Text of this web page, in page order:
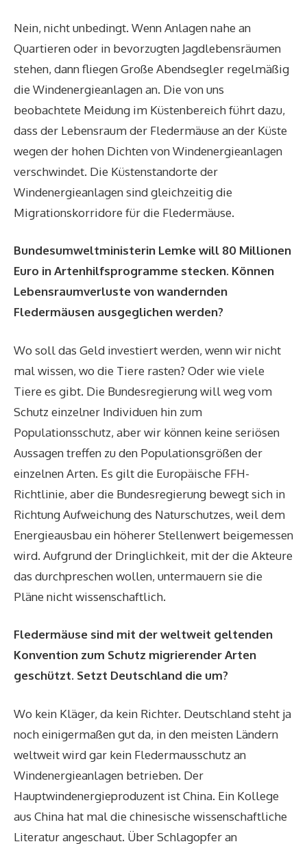
Nein, nicht unbedingt. Wenn Anlagen nahe an
Quartieren oder in bevorzugten Jagdlebensräumen
stehen, dann fliegen Große Abendsegler regelmäßig
die Windenergieanlagen an. Die von uns
beobachtete Meidung im Küstenbereich führt dazu,
dass der Lebensraum der Fledermäuse an der Küste
wegen der hohen Dichten von Windenergieanlagen
verschwindet. Die Küstenstandorte der
Windenergieanlagen sind gleichzeitig die
Migrationskorridore für die Fledermäuse.
Bundesumweltministerin Lemke will 80 Millionen
Euro in Artenhilfsprogramme stecken. Können
Lebensraumverluste von wandernden
Fledermäusen ausgeglichen werden?
Wo soll das Geld investiert werden, wenn wir nicht
mal wissen, wo die Tiere rasten? Oder wie viele
Tiere es gibt. Die Bundesregierung will weg vom
Schutz einzelner Individuen hin zum
Populationsschutz, aber wir können keine seriösen
Aussagen treffen zu den Populationsgrößen der
einzelnen Arten. Es gilt die Europäische FFH-
Richtlinie, aber die Bundesregierung bewegt sich in
Richtung Aufweichung des Naturschutzes, weil dem
Energieausbau ein höherer Stellenwert beigemessen
wird. Aufgrund der Dringlichkeit, mit der die Akteure
das durchpreschen wollen, untermauern sie die
Pläne nicht wissenschaftlich.
Fledermäuse sind mit der weltweit geltenden
Konvention zum Schutz migrierender Arten
geschützt. Setzt Deutschland die um?
Wo kein Kläger, da kein Richter. Deutschland steht ja
noch einigermaßen gut da, in den meisten Ländern
weltweit wird gar kein Fledermausschutz an
Windenergieanlagen betrieben. Der
Hauptwindenergieproduzent ist China. Ein Kollege
aus China hat mal die chinesische wissenschaftliche
Literatur angeschaut. Über Schlag­opfer an